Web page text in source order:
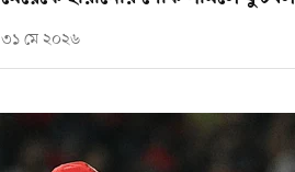
৩১ মে ২০২৬